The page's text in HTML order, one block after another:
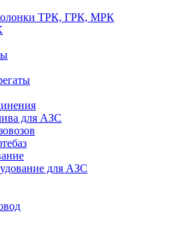
ТРК, ГРК, МРК
для АЗС
для АЗС